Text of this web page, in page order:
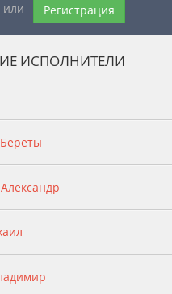
или Регистрация
ИСПОЛНИТЕЛИ